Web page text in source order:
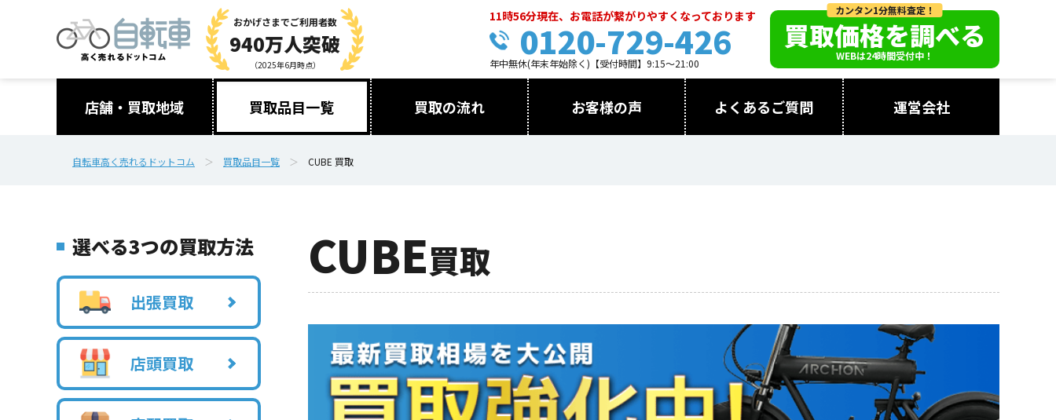
おかげさまでご利用者数
940万人突破
（2025年6月時点）
11時56分現在、お電話が繋がりやすくなっております
0120-729-426
年中無休(年末年始除く)【受付時間】9:15～21:00
カンタン1分無料査定！
買取価格を調べる
WEBは24時間受付中！
店舗・買取地域 買取品目一覧 買取の流れ お客様の声 よくあるご質問 運営会社
自転車高く売れるドットコム 買取品目一覧 CUBE 買取
CUBE買取
選べる3つの買取方法
出張買取
店頭買取